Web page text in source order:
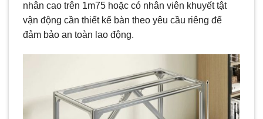
nhân cao trên 1m75 hoặc có nhân viên khuyết tật
vận động cần thiết kế bàn theo yêu cầu riêng để
đảm bảo an toàn lao động.